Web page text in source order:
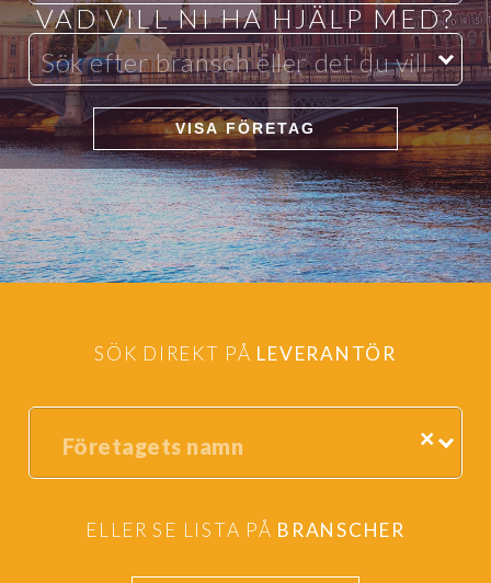
VAD VILL NI HA HJÄLP MED?
VISA FÖRETAG
SÖK DIREKT PÅ LEVERANTÖR
×
ELLERSE LISTA PÅ BRANSCHER